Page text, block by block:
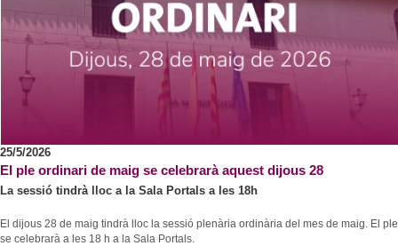
25/5/2026
El ple ordinari de maig se celebrarà aquest dijous 28
La sessió tindrà lloc a la Sala Portals a les 18h
El dijous 28 de maig tindrà lloc la sessió plenària ordinària del mes de maig. El ple
se celebrarà a les 18 h a la Sala Portals.